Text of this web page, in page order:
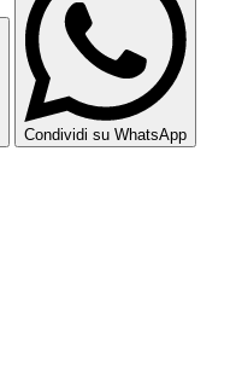
Condividi su WhatsApp